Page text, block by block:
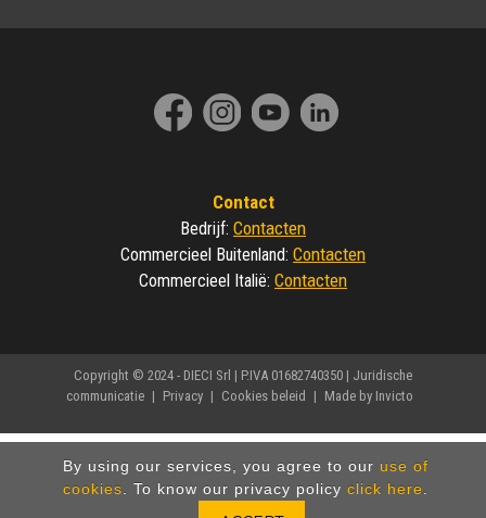
By using our services, you agree to our use of
cookies. To know our privacy policy click here.
Contact
Bedrijf: Contacten
Commercieel Buitenland: Contacten
Commercieel Italië: Contacten
Copyright © 2024 - DIECI Srl | P.IVA 01682740350 | Juridische
communicatie | Privacy | Cookies beleid | Made by Invicto